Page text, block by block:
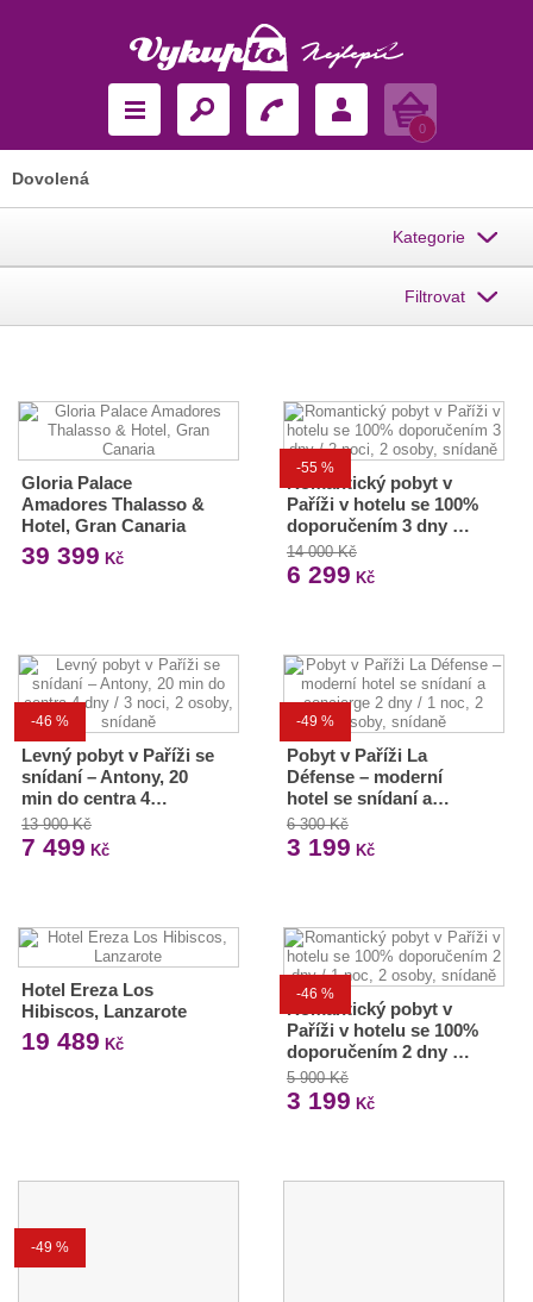
Košík
0
Dovolená
Kategorie
Filtrovat
Gloria Palace
Amadores Thalasso &
Hotel, Gran Canaria
39 399 Kč
-55 %
Romantický pobyt v
Paříži v hotelu se 100%
doporučením 3 dny …
14 000 Kč
6 299 Kč
-46 %
Levný pobyt v Paříži se
snídaní – Antony, 20
min do centra 4…
13 900 Kč
7 499 Kč
-49 %
Pobyt v Paříži La
Défense – moderní
hotel se snídaní a…
6 300 Kč
3 199 Kč
Hotel Ereza Los
Hibiscos, Lanzarote
19 489 Kč
-46 %
Romantický pobyt v
Paříži v hotelu se 100%
doporučením 2 dny …
5 900 Kč
3 199 Kč
-49 %